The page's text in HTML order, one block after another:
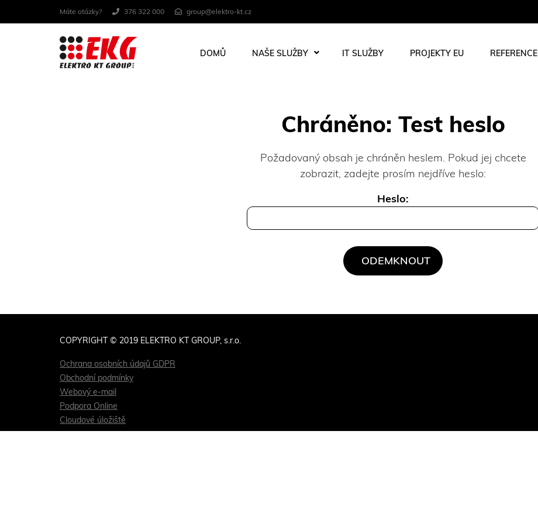
Máte otázky? 376 322 000 group@elektro-kt.cz
DOMŮ NAŠE SLUŽBY IT SLUŽBY PROJEKTY EU REFERENCE
Chráněno: Test heslo
Požadovaný obsah je chráněn heslem. Pokud jej chcete
zobrazit, zadejte prosím nejdříve heslo:
Heslo:
COPYRIGHT © 2019 ELEKTRO KT GROUP, s.r.o.
Ochrana osobních údajů GDPR
Obchodní podmínky
Webový e-mail
Podpora Online
Cloudové úložiště